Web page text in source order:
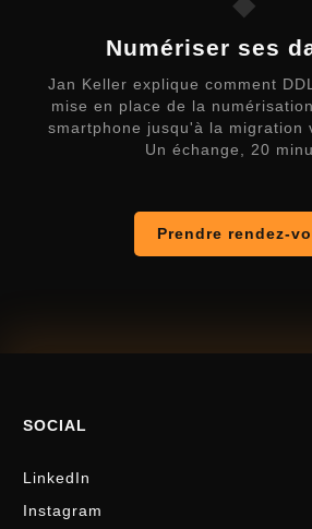
Numériser ses
Jan Keller explique comment
mise en place de la
smartphone jusqu'à la migration
Un échange, 20
Prendre rendez-
SOCIAL
LinkedIn
Instagram